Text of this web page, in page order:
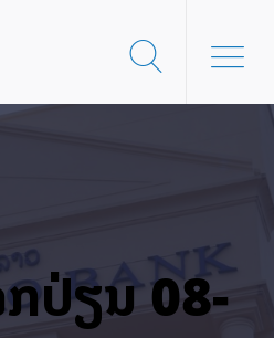
ປ່ຽນ 08-